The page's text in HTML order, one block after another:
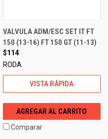
VALVULA ADM/ESC SET IT FT
150 (13-16) FT 150 GT (11-13)
$114
RODA
VISTA RÁPIDA
AGREGAR AL CARRITO
Comparar